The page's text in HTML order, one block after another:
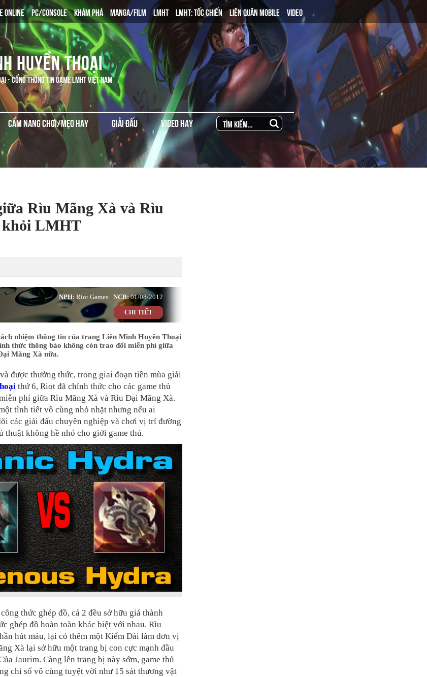
ONLINE PC/CONSOLE KHÁM PHÁ MANGA/FILM LMHT LMHT: TỐC CHIẾN LIÊN QUÂN MOBILE VIDEO
HUYỀN THOẠI
- CỔNG THÔNG TIN GAME LMHT VIỆT NAM
CẨM NANG CHƠI/MẸO HAY GIẢI ĐẤU VIDEO HAY
Rìu Mãng Xà và Rìu
khỏi LMHT
01/08/2012
NCB:
Riot Games
NPH:
CHI TIẾT
nhiệm thông tin của trang Liên Minh Huyền Thoại
thức thông báo không còn trao đổi miễn phí giữa
Mãng Xà nữa.
được thưởng thức, trong giai đoạn tiền mùa giải
thứ 6, Riot đã chính thức cho các game thủ
phí giữa Rìu Mãng Xà và Rìu Đại Mãng Xà.
tình tiết vô cùng nhỏ nhặt nhưng nếu ai
các giải đấu chuyên nghiệp và chơi vị trí đường
thuật không hề nhỏ cho giới game thủ.
thức ghép đồ, cả 2 đều sở hữu giá thành
ghép đồ hoàn toàn khác biệt với nhau. Rìu
hút máu, lại có thêm một Kiếm Dài làm đơn vị
Xà lại sở hữu một trang bị con cực mạnh đầu
Jaurim. Càng lên trang bị này sớm, game thủ
chỉ số vô cùng tuyệt vời như 15 sát thương vật